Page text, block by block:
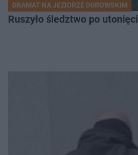
DRAMAT NA JEZIORZE DUROWSKIM
Ruszyło śledztwo po